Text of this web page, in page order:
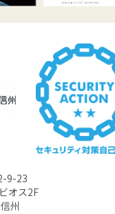
9-23
オス2F
州